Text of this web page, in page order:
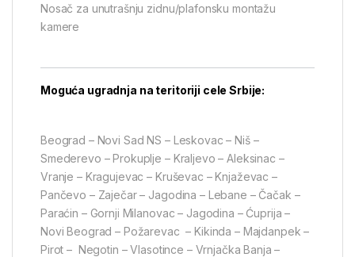
Nosač za unutrašnju zidnu/plafonsku montažu
kamere
Moguća ugradnja na teritoriji cele Srbije:
Beograd – Novi Sad NS – Leskovac – Niš –
Smederevo – Prokuplje – Kraljevo – Aleksinac –
Vranje – Kragujevac – Kruševac – Knjaževac –
Pančevo – Zaječar – Jagodina – Lebane – Čačak –
Paraćin – Gornji Milanovac – Jagodina – Ćuprija –
Novi Beograd – Požarevac – Kikinda – Majdanpek –
Pirot – Negotin – Vlasotince – Vrnjačka Banja –